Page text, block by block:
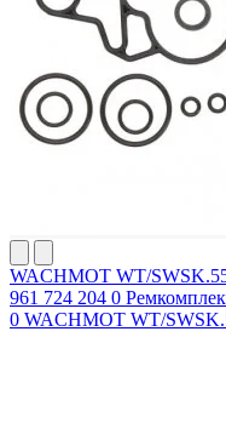
WACHMOT WT/
961 724 204 0
0 WACHMOT WT/